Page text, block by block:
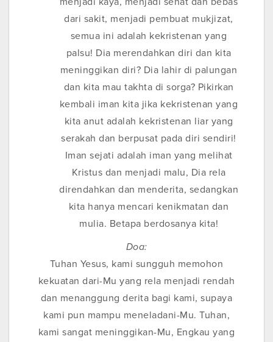
dari sakit, menjadi pembuat mukjizat,
semua ini adalah kekristenan yang
palsu! Dia merendahkan diri dan kita
meninggikan diri? Dia lahir di palungan
dan kita mau takhta di sorga? Pikirkan
kembali iman kita jika kekristenan yang
kita anut adalah kekristenan liar yang
serakah dan berpusat pada diri sendiri!
Iman sejati adalah iman yang melihat
Kristus dan menjadi malu, Dia rela
direndahkan dan menderita, sedangkan
kita hanya mencari kenikmatan dan
mulia. Betapa berdosanya kita!
Doa:
Tuhan Yesus, kami sungguh memohon
kekuatan dari-Mu yang rela menjadi rendah
dan menanggung derita bagi kami, supaya
kami pun mampu meneladani-Mu. Tuhan,
kami sangat meninggikan-Mu, Engkau yang